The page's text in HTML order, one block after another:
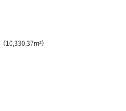
（10,330.37m²）